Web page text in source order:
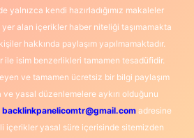
yalnızca kendi hazırladığımız makaleler
yer alan içerikler haber niteliği taşımamakta
hakkında paylaşım yapılmamaktadır.
ile isim benzerlikleri tamamen tesadüfidir.
ve tamamen ücretsiz bir bilgi paylaşım
yasal düzenlemelere aykırı olduğunu
backlinkpanelicomtr@gmail.comadresine
içerikler yasal süre içerisinde sitemizden